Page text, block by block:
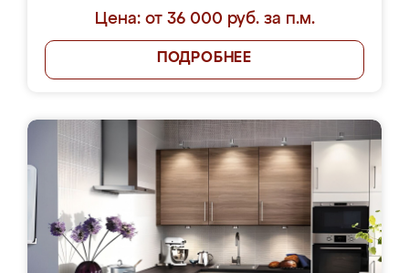
Цена: от 36 000 руб. за п.м.
ПОДРОБНЕЕ